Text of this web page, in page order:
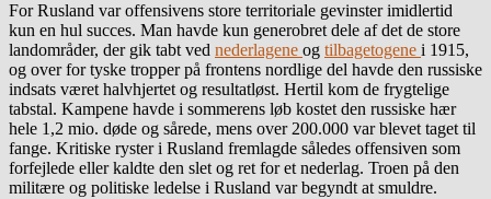
For Rusland var offensivens store territoriale gevinster imidlertid
kun en hul succes. Man havde kun generobret dele af det de store
landområder, der gik tabt ved nederlagene og tilbagetogene i 1915,
og over for tyske tropper på frontens nordlige del havde den russiske
indsats været halvhjertet og resultatløst. Hertil kom de frygtelige
tabstal. Kampene havde i sommerens løb kostet den russiske hær
hele 1,2 mio. døde og sårede, mens over 200.000 var blevet taget til
fange. Kritiske ryster i Rusland fremlagde således offensiven som
forfejlede eller kaldte den slet og ret for et nederlag. Troen på den
militære og politiske ledelse i Rusland var begyndt at smuldre.